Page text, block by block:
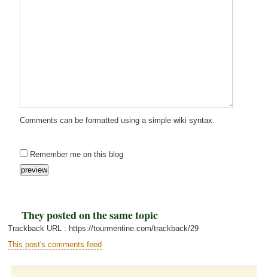
Comments can be formatted using a simple wiki syntax.
Remember me on this blog
They posted on the same topic
Trackback URL : https://tourmentine.com/trackback/29
This post's comments feed